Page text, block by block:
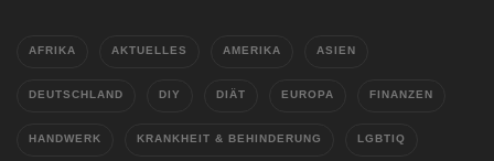
AFRIKA AKTUELLES AMERIKA ASIEN
DEUTSCHLAND DIY DIÄT EUROPA FINANZEN
HANDWERK KRANKHEIT & BEHINDERUNG LGBTIQ